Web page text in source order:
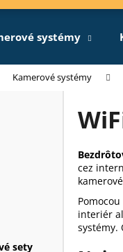
systémy
Kamerové systémy
sety
cez
interiér
systémy.
Čo